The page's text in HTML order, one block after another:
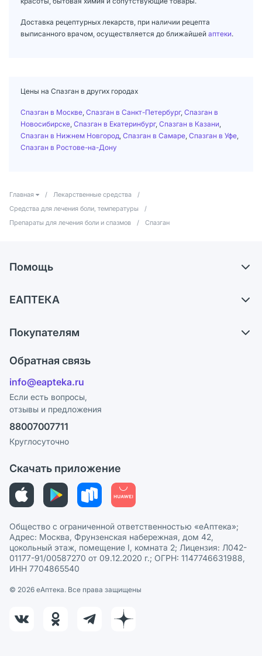
Доставка рецептурных лекарств, при наличии рецепта
выписанного врачом, осуществляется до ближайшей аптеки.
Цены на Спазган в других городах
Спазган в Москве Спазган в Санкт-Петербург, Спазган в
Новосибирске Спазган в Екатеринбург, Спазган в Казани
Спазган в Нижнем Новгород Спазган в Самаре Спазган в Уфе
Спазган в Ростове-на-Дону
Главная / Лекарственные средства
/
Средства для лечения боли, температуры
/
Препараты для лечения боли и спазмов
/ Спазган
Помощь
Самовывоз из аптек
Ответы на вопросы
Блог
ЕАПТЕКА
Карьера
Поставщики
Лицензия
Реклама на сайте
Ваши товары на ЕАПТЕКЕ
Покупателям
Программа СберСпасибо
Политика конфиденциальности
Пользовательское соглашение
Политика рекомендаций
Этика и соответствие
Политика в отношении обработки персональных данных
Обратная связь
info@eapteka.ru
Если есть вопросы,
отзывы и предложения
88007007711
Круглосуточно
Скачать приложение
Общество с ограниченной ответственностью «еАптека»;
Адрес: Москва, Фрунзенская набережная, дом 42,
цокольный этаж, помещение I, комната 2; Лицензия: Л042-
01177-91/00587270 от 09.12.2020 г.; ОГРН: 1147746631988,
ИНН 7704865540
© 2026 eАптека. Все права защищены